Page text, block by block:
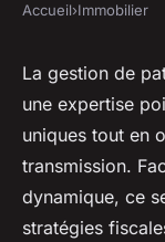
Gestion
premium
Louise•29 juin
Accueil›Immobilier
La gestion de
une expertise
uniques tout en
transmission.
dynamique, ce
stratégies